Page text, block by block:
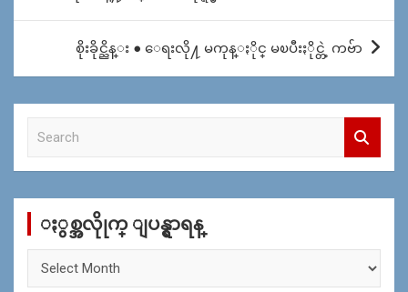
စိုးခိုင္ညိန္း ● ေရးလို႔ မကုန္ႏိုင္ မၿပီးႏိုင္တဲ့ ကဗ်ာ
c
ႏွစ္အလိုုက္ ျပန္ရွာရန္